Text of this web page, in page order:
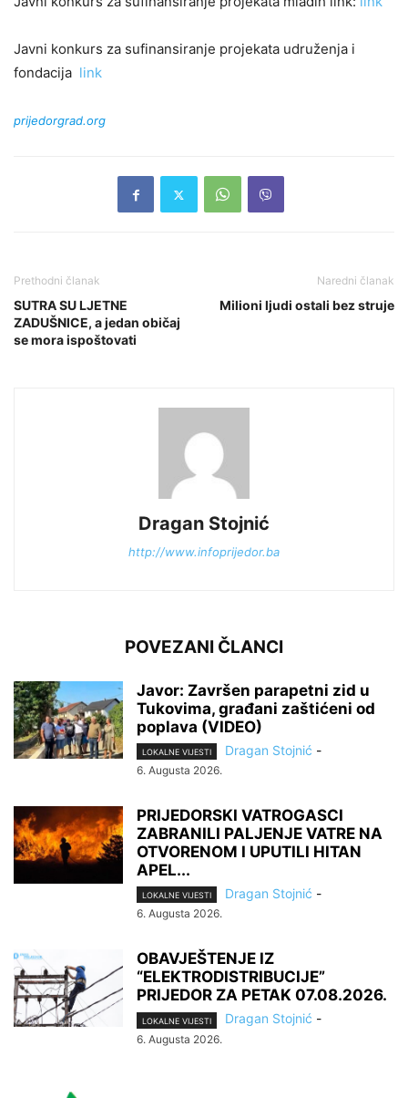
Javni konkurs za sufinansiranje projekata udruženja i
fondacija link
prijedorgrad.org
Prethodni članak
SUTRA SU LJETNE
ZADUŠNICE, a jedan običaj
se mora ispoštovati
Naredni članak
Milioni ljudi ostali bez struje
Dragan Stojnić
http://www.infoprijedor.ba
POVEZANI ČLANCI
Javor: Završen parapetni zid u
Tukovima, građani zaštićeni od
poplava (VIDEO)
LOKALNE VIJESTI Dragan Stojnić -
6. Augusta 2026.
PRIJEDORSKI VATROGASCI
ZABRANILI PALJENJE VATRE NA
OTVORENOM I UPUTILI HITAN
APEL...
LOKALNE VIJESTI Dragan Stojnić -
6. Augusta 2026.
OBAVJEŠTENJE IZ
“ELEKTRODISTRIBUCIJE”
PRIJEDOR ZA PETAK 07.08.2026.
LOKALNE VIJESTI Dragan Stojnić -
6. Augusta 2026.